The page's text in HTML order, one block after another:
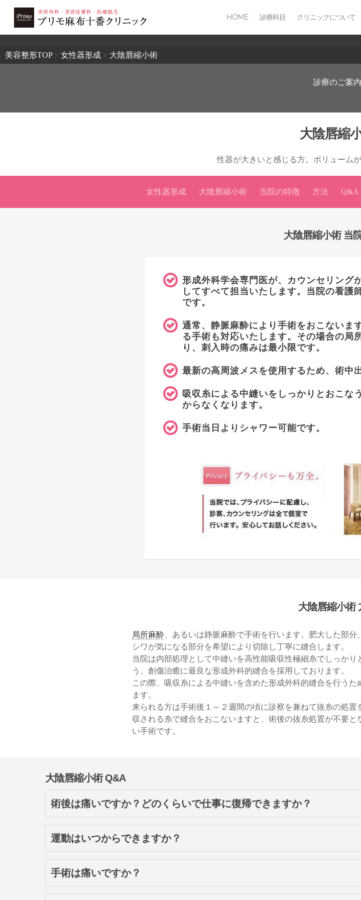
2503
HOME 診療科目 クリニックについて
美容整形TOP> 女性器形成 > 大陰唇縮小術
診療のご案内
大陰唇縮
性器が大きいと感じる方。ボリューム
女性器形成 大陰唇縮小術 当院の特徴 方法 Q&A
大陰唇縮小術 当
形成外科学会専門医が、カウンセリング
してすべて担当いたします。当院の看護
です。
通常、静脈麻酔により手術をおこないま
る手術も対応いたします。その場合の局
り、刺入時の痛みは最小限です。
最新の高周波メスを使用するため、術中
吸収糸による中縫いをしっかりとおこな
からなくなります。
手術当日よりシャワー可能です。
大陰唇縮小術
局所麻酔 、あるいは静脈麻酔で手術を行います。肥大した部
シワが気になる部分を希望により切除し丁寧に縫合します。
当院は内部処理として中縫いを高性能吸収性極細糸でしっか
う、創傷治癒に最良な形成外科的縫合を採用しております。
この際、吸収糸による中縫いを含めた形成外科的縫合を行う
ます。
来られる方は手術後１～２週間の頃に診察を兼ねて抜糸の処
収される糸で縫合をおこないますと、術後の抜糸処置が不要
い手術です。
大陰唇縮小術 Q&A
術後は痛いですか？どのくらいで仕事に復帰できますか？
運動はいつからできますか？
手術は痛いですか？